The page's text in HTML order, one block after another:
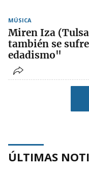
MÚSICA
Miren Iza
también se
edadismo"
ÚLTIMAS